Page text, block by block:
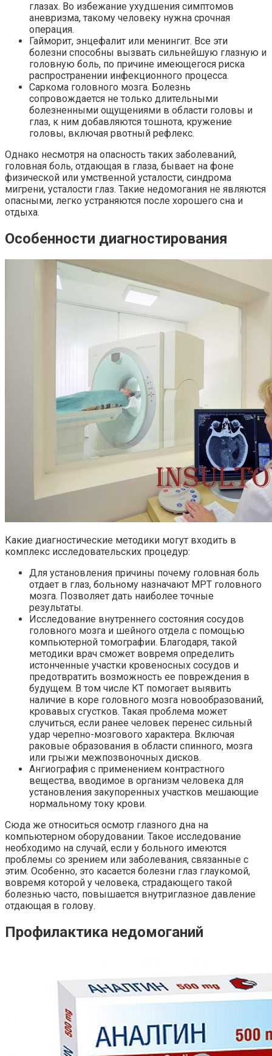
глазах. Во избежание ухудшения симптомов
аневризма, такому человеку нужна срочная
операция.
Гайморит, энцефалит или менингит. Все эти
болезни способны вызвать сильнейшую глазную и
головную боль, по причине имеющегося риска
распространении инфекционного процесса.
Саркома головного мозга. Болезнь
сопровождается не только длительными
болезненными ощущениями в области головы и
глаз, к ним добавляются тошнота, кружение
головы, включая рвотный рефлекс.
Однако несмотря на опасность таких заболеваний,
головная боль, отдающая в глаза, бывает на фоне
физической или умственной усталости, синдрома
мигрени, усталости глаз. Такие недомогания не являются
опасными, легко устраняются после хорошего сна и
отдыха.
Особенности диагностирования
Какие диагностические методики могут входить в
комплекс исследовательских процедур:
Для установления причины почему головная боль
отдает в глаз, больному назначают МРТ головного
мозга. Позволяет дать наиболее точные
результаты.
Исследование внутреннего состояния сосудов
головного мозга и шейного отдела с помощью
компьютерной томографии. Благодаря, такой
методики врач сможет вовремя определить
истонченные участки кровеносных сосудов и
предотвратить возможность ее повреждения в
будущем. В том числе КТ помогает выявить
наличие в коре головного мозга новообразований,
кровавых сгустков. Такая проблема может
случиться, если ранее человек перенес сильный
удар черепно-мозгового характера. Включая
раковые образования в области спинного, мозга
или грыжи межпозвоночных дисков.
Ангиография с применением контрастного
вещества, вводимое в организм человека для
установления закупоренных участков мешающие
нормальному току крови.
Сюда же относиться осмотр глазного дна на
компьютерном оборудовании. Такое исследование
необходимо на случай, если у больного имеются
проблемы со зрением или заболевания, связанные с
этим. Особенно, это касается болезни глаз глаукомой,
вовремя которой у человека, страдающего такой
болезнью часто, повышается внутриглазное давление
отдающая в голову.
Профилактика недомоганий